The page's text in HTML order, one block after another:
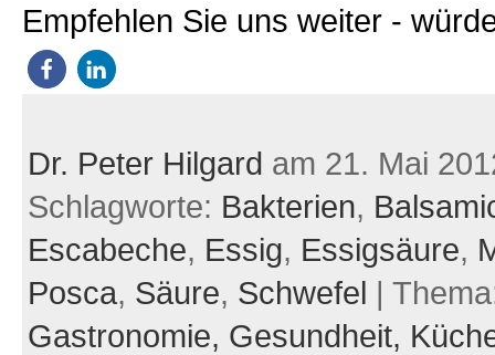
Empfehlen Sie uns weiter -
Dr. Peter Hilgard am 21. Mai
Schlagworte: Bakterien,
Escabeche, Essig, Essigsäure,
Posca, Säure, Schwefel |
Gastronomie, Gesundheit,